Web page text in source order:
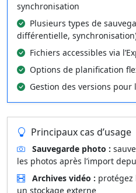
synchronisation
Plusieurs types de
différentielle,
Fichiers accessibles via
Options de planification
Gestion des versions pour
Principaux cas d’usage
Sauvegarde photo :
les photos après l’import
Archives vidéo : protégez
un stockage externe